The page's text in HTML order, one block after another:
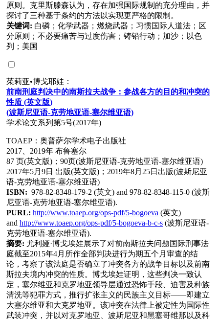
原则。克里斯滕森认为，存在加强国际规制的充分理由，并
探讨了三种基于条约的方法以实现更严格的限制。
关键词: 白磷；化学武器；燃烧武器；习惯国际人道法；区
分原则；不必要痛苦与过度伤害；铸铅行动；加沙；以色
列；美国
茱莉亚•博戈耶娃：
前南刑庭判决中的南斯拉夫战争：参战各方的目的和冲突的
性质 (英文版)
(波斯尼亚语-克劳地亚语-塞尔维亚语)
学术论文系列第5号(2017年)
TOAEP：奥普萨尔学术电子出版社
2017、2019年 布鲁塞尔
87 页(英文版)；90页(波斯尼亚语-克劳地亚语-塞尔维亚语)
2017年5月9日 出版(英文版)；2019年8月25日出版(波斯尼亚
语-克劳地亚语-塞尔维亚语)
ISBN: 978-82-8348-179-2 (英文) and 978-82-8348-115-0 (波斯
尼亚语-克劳地亚语-塞尔维亚语).
PURL: http://www.toaep.org/ops-pdf/5-bogoeva (英文)
and http://www.toaep.org/ops-pdf/5-bogoeva-b-c-s (波斯尼亚语-
克劳地亚语-塞尔维亚语).
摘要: 尤利娅·博戈埃娃展示了对前南斯拉夫问题国际刑事法
庭截至2015年4月所作全部判决进行为期五个月审查的结
论，考察了该法庭是否确立了冲突各方的战争目标以及前南
斯拉夫境内冲突的性质。博戈埃娃证明，这些判决一致认
定，塞尔维亚和克罗地亚领导层通过恐怖手段、迫害及种族
清洗等犯罪方式，推行扩张主义的民族主义目标——即建立
大塞尔维亚和大克罗地亚。该冲突在法律上被定性为国际性
武装冲突，并以对克罗地亚、波斯尼亚和黑塞哥维那以及科